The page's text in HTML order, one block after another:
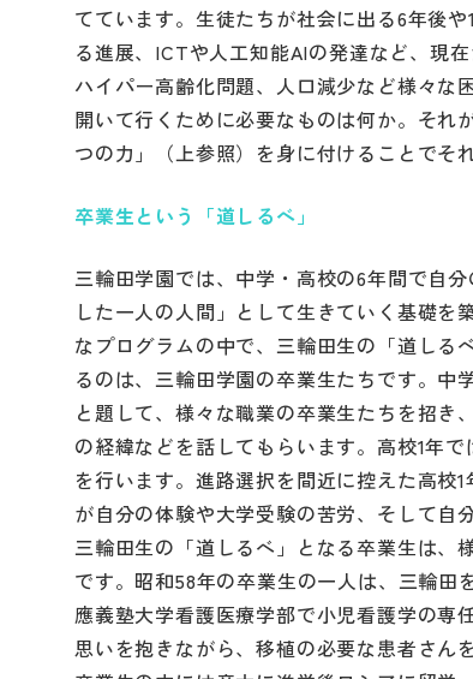
てています。生徒たちが社会に出る6年後
る進展、ICTや人工知能AIの発達など、現
ハイパー高齢化問題、人口減少など様々な
開いて行くために必要なものは何か。それ
つの力」（上参照）を身に付けることでそ
卒業生という「道しるべ」
三輪田学園では、中学・高校の6年間で自
した一人の人間」として生きていく基礎を
なプログラムの中で、三輪田生の「道しる
るのは、三輪田学園の卒業生たちです。中
と題して、様々な職業の卒業生たちを招き
の経緯などを話してもらいます。高校1年
を行います。進路選択を間近に控えた高校
が自分の体験や大学受験の苦労、そして自
三輪田生の「道しるべ」となる卒業生は、
です。昭和58年の卒業生の一人は、三輪田
應義塾大学看護医療学部で小児看護学の専
思いを抱きながら、移植の必要な患者さん